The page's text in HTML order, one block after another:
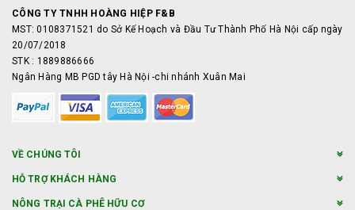
CÔNG TY TNHH HOÀNG HIỆP F&B
MST: 0108371521 do Sở Kế Hoạch và Đầu Tư Thành Phố Hà Nội cấp ngày
20/07/2018
STK : 1889886666
Ngân Hàng MB PGD tây Hà Nội -chi nhánh Xuân Mai
VỀ CHÚNG TÔI
HỖ TRỢ KHÁCH HÀNG
NÔNG TRẠI CÀ PHÊ HỮU CƠ